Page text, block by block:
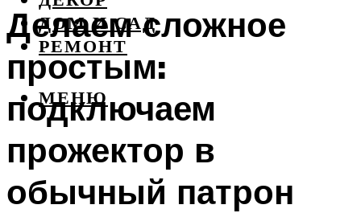
ДОМ И САД
РЕМОНТ
МЕНЮ
Делаем сложное
простым:
подключаем
прожектор в
обычный патрон